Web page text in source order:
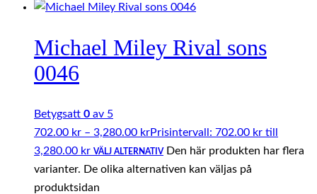
Michael Miley Rival sons
0046
Betygsatt 0 av 5
702.00 kr – 3,280.00 krPrisintervall: 702.00 kr till
3,280.00 kr VÄLJ ALTERNATIV Den här produkten har flera
varianter. De olika alternativen kan väljas på
produktsidan